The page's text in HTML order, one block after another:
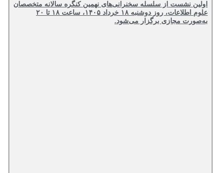
اولین نشست از سلسله سخنرانی‌های نهمین کنگره سالانه متخصصان
علوم اطلاعات، روز دوشنبه ۱۸ خرداد ۱۴۰۵، ساعت ۱۸ تا ۲۰
به‌صورت مجازی برگزار می‌شود.